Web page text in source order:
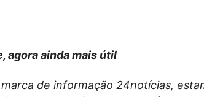
agora ainda mais útil
de informação 24notícias,